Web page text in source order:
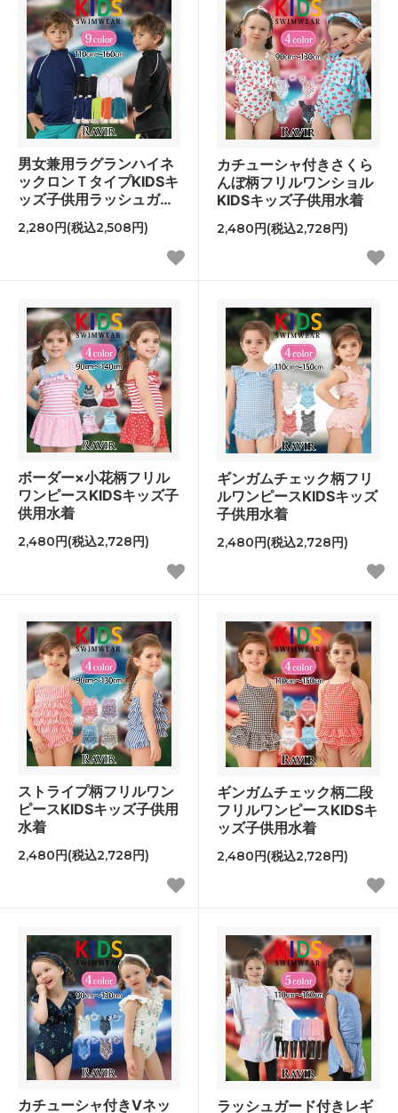
男女兼用ラグランハイネ
ックロンＴタイプKIDSキ
ッズ子供用ラッシュガー
2,280円(税込2,508円)
カチューシャ付きさくら
んぼ柄フリルワンショル
KIDSキッズ子供用水着
2,480円(税込2,728円)
ボーダー×小花柄フリル
ワンピースKIDSキッズ子
供用水着
2,480円(税込2,728円)
ギンガムチェック柄フリ
ルワンピースKIDSキッズ
子供用水着
2,480円(税込2,728円)
ストライプ柄フリルワン
ピースKIDSキッズ子供用
水着
2,480円(税込2,728円)
ギンガムチェック柄二段
フリルワンピースKIDSキ
ッズ子供用水着
2,480円(税込2,728円)
カチューシャ付きVネッ ラッシュガード付きレギ